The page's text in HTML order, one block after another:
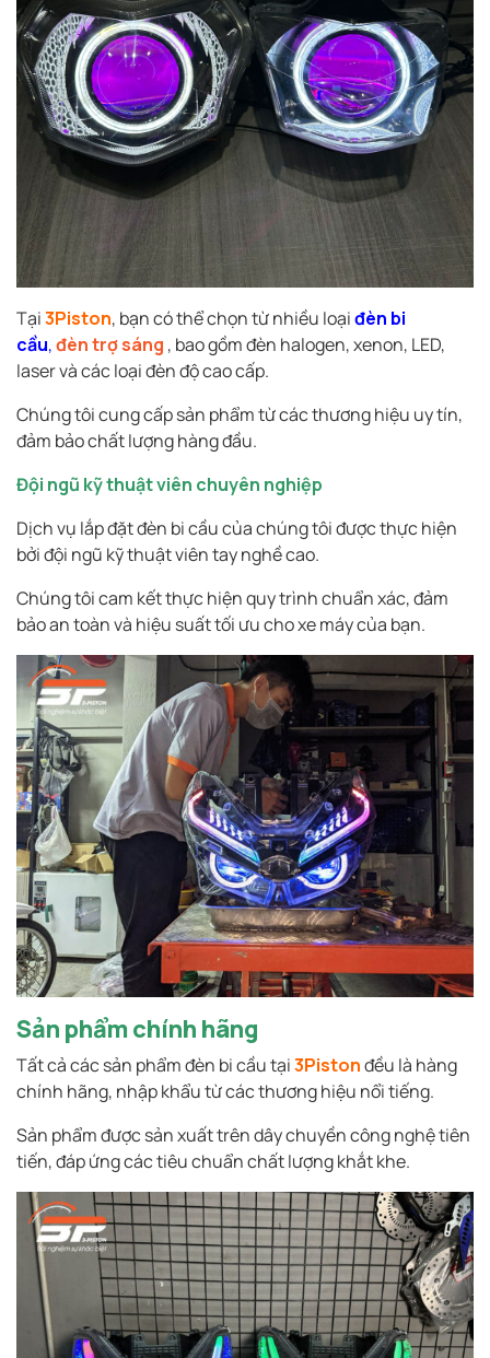
Tại3Piston, bạn có thể chọn từ nhiều loạiđèn bi
cầu,đèn trợ sáng , bao gồm đèn halogen, xenon, LED,
laser và các loại đèn độ cao cấp.
Chúng tôi cung cấp sản phẩm từ các thương hiệu uy tín,
đảm bảo chất lượng hàng đầu.
Đội ngũ kỹ thuật viên chuyên nghiệp
Dịch vụ lắp đặt đèn bi cầu của chúng tôi được thực hiện
bởi đội ngũ kỹ thuật viên tay nghề cao.
Chúng tôi cam kết thực hiện quy trình chuẩn xác, đảm
bảo an toàn và hiệu suất tối ưu cho xe máy của bạn.
Sản phẩm chính hãng
Tất cả các sản phẩm đèn bi cầu tại3Pistonđều là hàng
chính hãng, nhập khẩu từ các thương hiệu nổi tiếng.
Sản phẩm được sản xuất trên dây chuyền công nghệ tiên
tiến, đáp ứng các tiêu chuẩn chất lượng khắt khe.